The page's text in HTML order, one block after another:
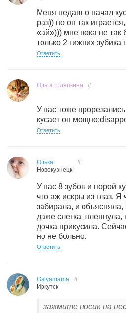
Меня недавно начал
раз)) но он так
«ай»))) мне пока не так
только 2 гижних зубика
Ответить
Ольга Шляпкина #
У нас тоже
кусает он
Ответить
Олька
Новокузнецк
#
У нас 8 зубов и порой
что аж искры из глаз. Я
забирала, и
даже слегка шлепнула,
дочка прикусила.
но не больно.
Ответить
Galyamama
Иркутск
#
зажмите носик на